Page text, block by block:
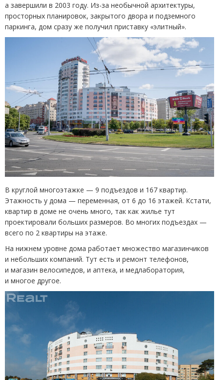
а завершили в 2003 году. Из-за необычной архитектуры,
просторных планировок, закрытого двора и подземного
паркинга, дом сразу же получил приставку «элитный».
В круглой многоэтажке — 9 подъездов и 167 квартир.
Этажность у дома — переменная, от 6 до 16 этажей. Кстати,
квартир в доме не очень много, так как жилье тут
проектировали больших размеров. Во многих подъездах —
всего по 2 квартиры на этаже.
На нижнем уровне дома работает множество магазинчиков
и небольших компаний. Тут есть и ремонт телефонов,
и магазин велосипедов, и аптека, и медлаборатория,
и многое другое.